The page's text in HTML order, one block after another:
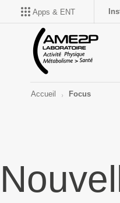
Apps & ENT
Accueil Focus